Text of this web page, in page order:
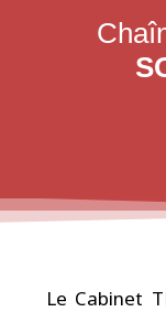
Le Cabinet